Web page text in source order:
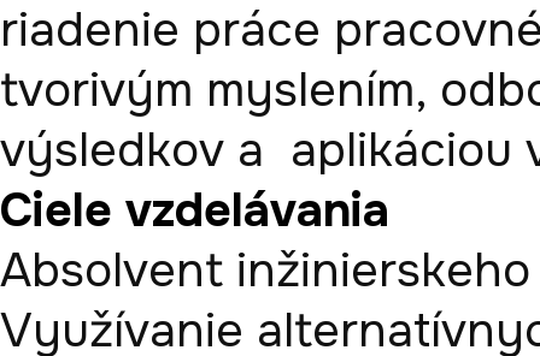
riadenie práce
tvorivým myslením,
výsledkov a  aplikáciou
Ciele vzdelávania
Absolvent
Využívanie